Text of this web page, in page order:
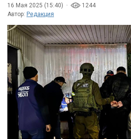
16 Мая 2025 (15:40) ·
1244
Автор: Редакция